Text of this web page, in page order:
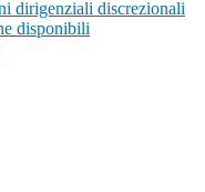
dirigenziali discrezionali
disponibili